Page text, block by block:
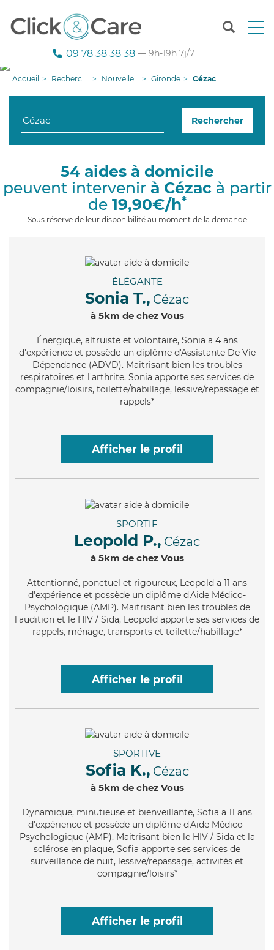
T
n
g
i
09 78 38 38 38 — 9h-19h 7j/7
Accueil Recherche aide à domicile Nouvelle-Aquitaine Gironde Cézac
Rechercher
54 aides à domicile
peuvent intervenir à Cézacà partir
de 19,90€/h*
Sous réserve de leur disponibilité au moment de la demande
ÉLÉGANTE
Sonia T., Cézac
à 5km de chez Vous
Énergique, altruiste et volontaire, Sonia a 4 ans
d'expérience et possède un diplôme d'Assistante De Vie
Dépendance (ADVD). Maitrisant bien les troubles
respiratoires et l'arthrite, Sonia apporte ses services de
compagnie/loisirs, toilette/habillage, lessive/repassage et
rappels*
Afficher le profil
SPORTIF
Leopold P., Cézac
à 5km de chez Vous
Attentionné, ponctuel et rigoureux, Leopold a 11 ans
d'expérience et possède un diplôme d'Aide Médico-
Psychologique (AMP). Maitrisant bien les troubles de
l'audition et le HIV / Sida, Leopold apporte ses services de
rappels, ménage, transports et toilette/habillage*
Afficher le profil
SPORTIVE
Sofia K., Cézac
à 5km de chez Vous
Dynamique, minutieuse et bienveillante, Sofia a 11 ans
d'expérience et possède un diplôme d'Aide Médico-
Psychologique (AMP). Maitrisant bien le HIV / Sida et la
sclérose en plaque, Sofia apporte ses services de
surveillance de nuit, lessive/repassage, activités et
compagnie/loisirs*
Afficher le profil